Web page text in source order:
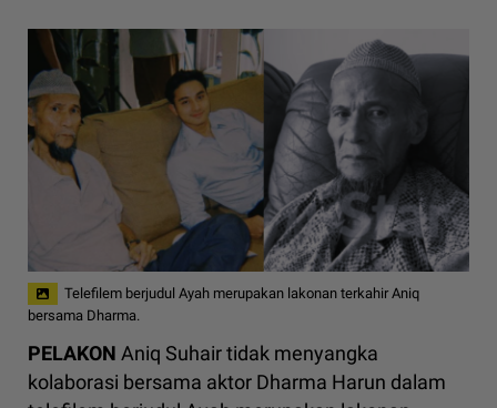
Telefilem berjudul Ayah merupakan lakonan terkahir Aniq
bersama Dharma.
PELAKON Aniq Suhair tidak menyangka
kolaborasi bersama aktor Dharma Harun dalam